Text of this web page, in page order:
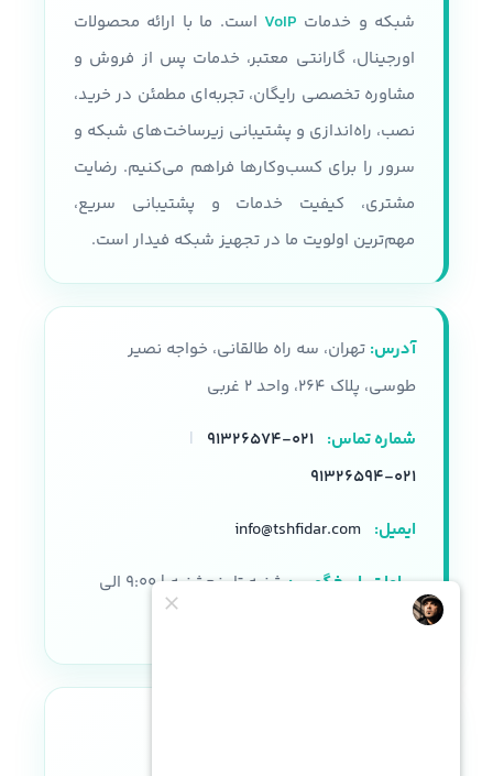
شبکه و خدمات VoIP است. ما با ارائه محصولات
اورجینال، گارانتی معتبر، خدمات پس از فروش و
مشاوره تخصصی رایگان، تجربه‌ای مطمئن در خرید،
نصب، راه‌اندازی و پشتیبانی زیرساخت‌های شبکه و
سرور را برای کسب‌وکارها فراهم می‌کنیم. رضایت
مشتری، کیفیت خدمات و پشتیبانی سریع،
مهم‌ترین اولویت ما در تجهیز شبکه فیدار است.
آدرس: تهران، سه راه طالقانی، خواجه نصیر
طوسی، پلاک ۲۶۴، واحد ۲ غربی
شماره تماس: ۰۲۱-۹۱۳۲۶۵۷۴
|
۰۲۱-۹۱۳۲۶۵۹۴
ایمیل: info@tshfidar.com
ساعات پاسخگویی:
شنبه تا پنجشنبه | ۹:۰۰ الی
۱۸:۰۰